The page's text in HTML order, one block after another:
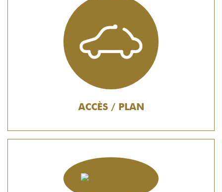
ACCÈS / PLAN